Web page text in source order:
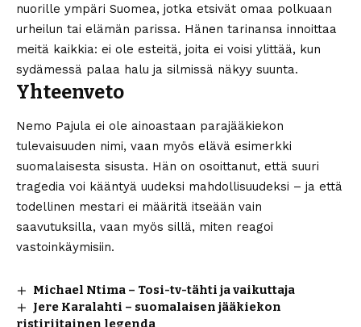
nuorille ympäri Suomea, jotka etsivät omaa polkuaan
urheilun tai elämän parissa. Hänen tarinansa innoittaa
meitä kaikkia: ei ole esteitä, joita ei voisi ylittää, kun
sydämessä palaa halu ja silmissä näkyy suunta.
Yhteenveto
Nemo Pajula ei ole ainoastaan parajääkiekon
tulevaisuuden nimi, vaan myös elävä esimerkki
suomalaisesta sisusta. Hän on osoittanut, että suuri
tragedia voi kääntyä uudeksi mahdollisuudeksi – ja että
todellinen mestari ei määritä itseään vain
saavutuksilla, vaan myös sillä, miten reagoi
vastoinkäymisiin.
Michael Ntima – Tosi-tv-tähti ja vaikuttaja
Jere Karalahti – suomalaisen jääkiekon
ristiriitainen legenda